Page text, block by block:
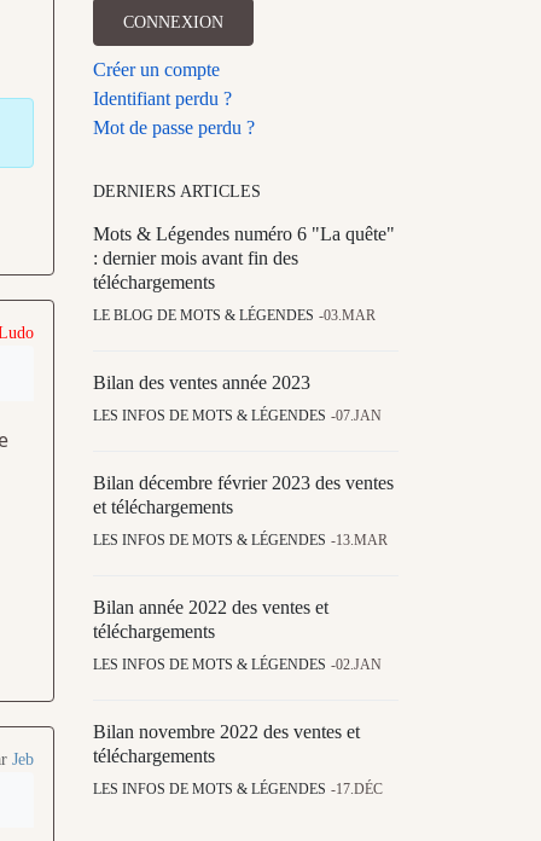
Jeb
CONNEXION
Créer un compte
Identifiant perdu ?
Mot de passe perdu ?
DERNIERS ARTICLES
Mots & Légendes numéro 6 "La quête"
: dernier mois avant fin des
téléchargements
LE BLOG DE MOTS & LÉGENDES 03.MAR
Bilan des ventes année 2023
LES INFOS DE MOTS & LÉGENDES 07.JAN
Bilan décembre février 2023 des ventes
et téléchargements
LES INFOS DE MOTS & LÉGENDES 13.MAR
Bilan année 2022 des ventes et
téléchargements
LES INFOS DE MOTS & LÉGENDES 02.JAN
Bilan novembre 2022 des ventes et
téléchargements
LES INFOS DE MOTS & LÉGENDES 17.DÉC